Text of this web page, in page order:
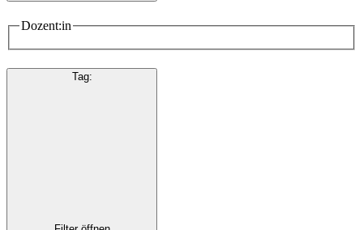
Dozent:in
Tag: